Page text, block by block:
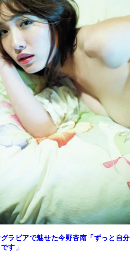
ラビアで魅せた今野杏南「ずっと自分
す」